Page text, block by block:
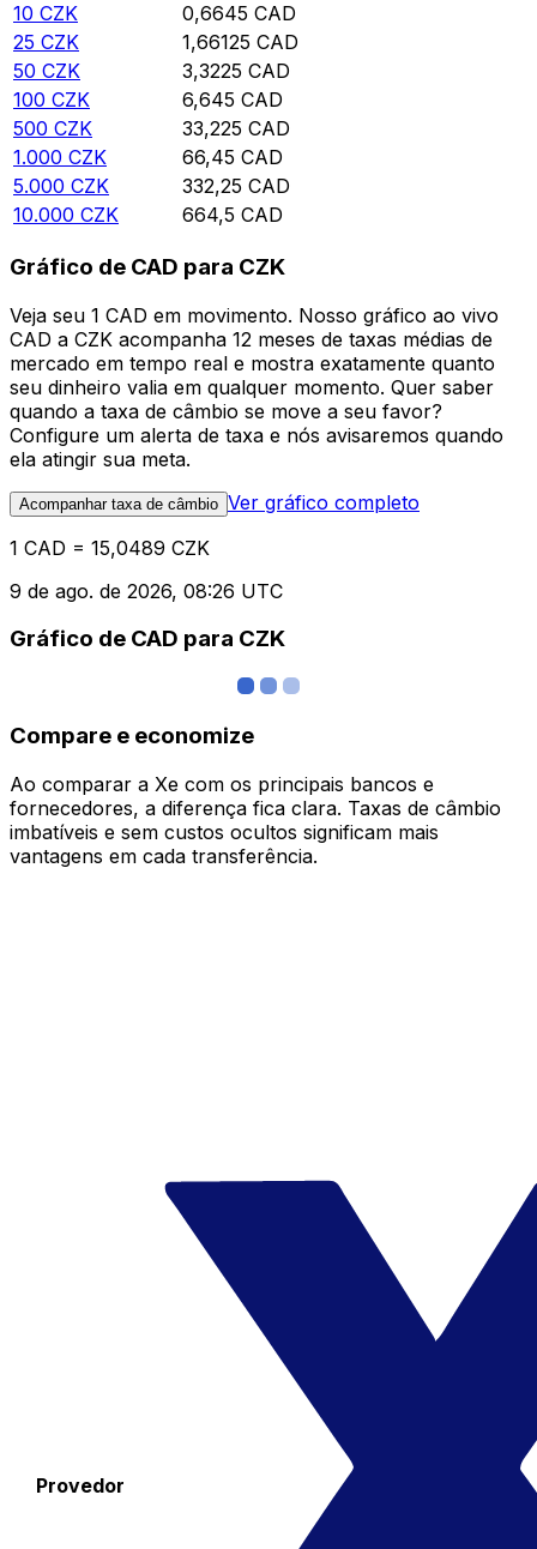
10 CZK 0,6645 CAD
25 CZK 1,66125 CAD
50 CZK 3,3225 CAD
100 CZK 6,645 CAD
500 CZK 33,225 CAD
1.000 CZK 66,45 CAD
5.000 CZK 332,25 CAD
10.000 CZK 664,5 CAD
Gráfico de CAD para CZK
Veja seu 1 CAD em movimento. Nosso gráfico ao vivo
CAD a CZK acompanha 12 meses de taxas médias de
mercado em tempo real e mostra exatamente quanto
seu dinheiro valia em qualquer momento. Quer saber
quando a taxa de câmbio se move a seu favor?
Configure um alerta de taxa e nós avisaremos quando
ela atingir sua meta.
Acompanhar taxa de câmbio Ver gráfico completo
1 CAD = 15,0489 CZK
9 de ago. de 2026, 08:26 UTC
Gráfico de CAD para CZK
Compare e economize
Ao comparar a Xe com os principais bancos e
fornecedores, a diferença fica clara. Taxas de câmbio
imbatíveis e sem custos ocultos significam mais
vantagens em cada transferência.
Provedor